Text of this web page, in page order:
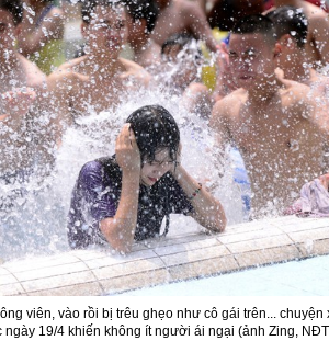
viên, vào rồi bị trêu ghẹo như cô gái trên... chuyện
ngày 19/4 khiến không ít người ái ngại (ảnh Zing,